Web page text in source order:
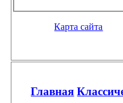
Карта сайта
Главная